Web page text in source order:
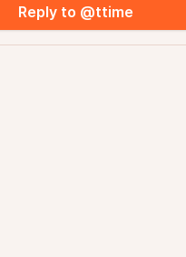
Reply to @ttime